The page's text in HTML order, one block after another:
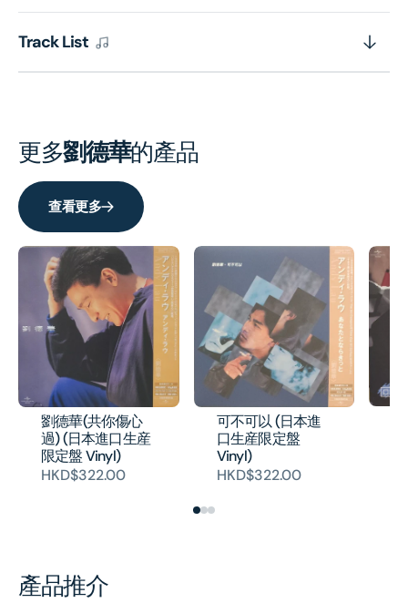
Track List
更多劉德華的產品
查看更多
劉德華(共你傷心
過) (日本進口生産
限定盤 Vinyl)
HKD$322.00
可不可以 (日本進
口生産限定盤
Vinyl)
HKD$322.00
產品推介